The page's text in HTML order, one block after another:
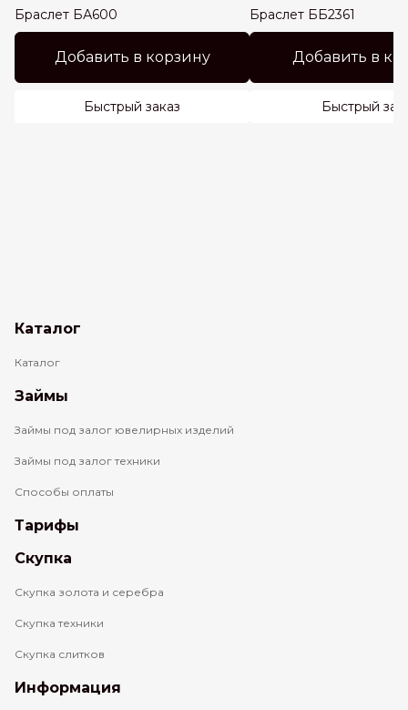
Браслет БА600
Добавить в корзину
Быстрый заказ
Браслет ББ2361
Добавить в
Быстрый
Каталог
Каталог
Займы
Займы под залог ювелирных изделий
Займы под залог техники
Способы оплаты
Тарифы
Скупка
Скупка золота и серебра
Скупка техники
Скупка слитков
Информация